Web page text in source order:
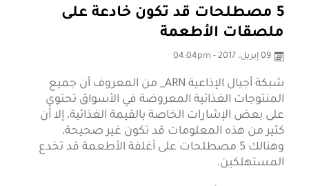
5 مصطلحات قد تكون خادعة على
ملصقات الأطعمة
09 إبريل، 2017 - 04:04pm
شبكة أجيال الإذاعية ARN_ من المعروف أن جميع
المنتوجات الغذائية المعروضة في الأسواق تحتوي
على بعض الإشارات الخاصة بالقيمة الغذائية، إلا أن
كثير من هذه المعلومات قد تكون غير صحيحة،
وهنالك 5 مصطلحات على أغلفة الأطعمة قد تخدع
المستهلكين.